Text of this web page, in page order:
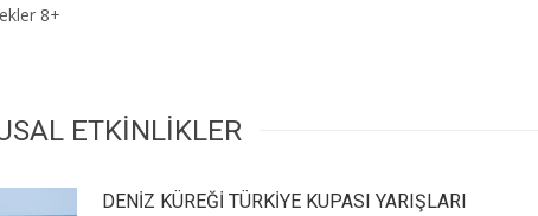
8+
ETKİNLİKLER
DENİZ KÜREĞİ TÜRKİYE KUPASI YARIŞLARI